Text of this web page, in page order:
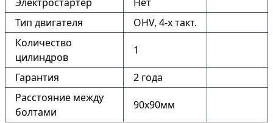
Тип двигателя
OHV, 4-x такт.
Количество
цилиндров
1
Гарантия
2 года
Расстояние между
болтами
90х90мм